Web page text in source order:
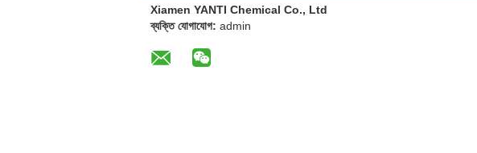
Xiamen YANTI Chemical Co., Ltd
ব্যক্তি যোগাযোগ: admin